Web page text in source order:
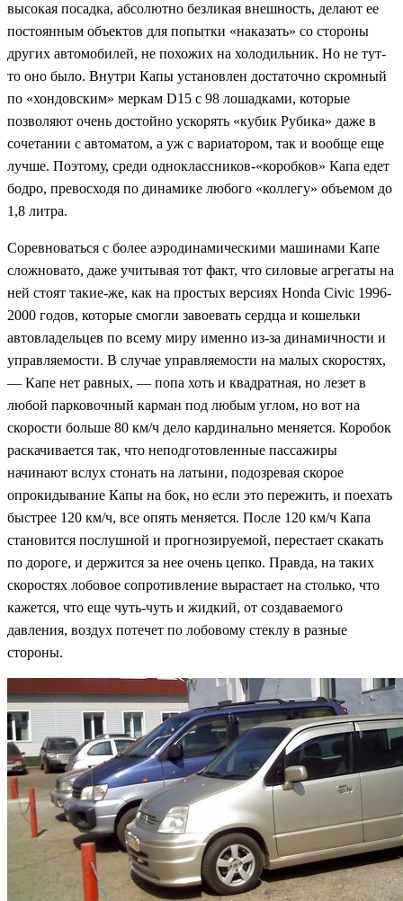
высокая посадка, абсолютно безликая внешность, делают ее
постоянным объектов для попытки «наказать» со стороны
других автомобилей, не похожих на холодильник. Но не тут-
то оно было. Внутри Капы установлен достаточно скромный
по «хондовским» меркам D15 с 98 лошадками, которые
позволяют очень достойно ускорять «кубик Рубика» даже в
сочетании с автоматом, а уж с вариатором, так и вообще еще
лучше. Поэтому, среди одноклассников-«коробков» Капа едет
бодро, превосходя по динамике любого «коллегу» объемом до
1,8 литра.
Соревноваться с более аэродинамическими машинами Капе
сложновато, даже учитывая тот факт, что силовые агрегаты на
ней стоят такие-же, как на простых версиях Honda Civic 1996-
2000 годов, которые смогли завоевать сердца и кошельки
автовладельцев по всему миру именно из-за динамичности и
управляемости. В случае управляемости на малых скоростях,
— Капе нет равных, — попа хоть и квадратная, но лезет в
любой парковочный карман под любым углом, но вот на
скорости больше 80 км/ч дело кардинально меняется. Коробок
раскачивается так, что неподготовленные пассажиры
начинают вслух стонать на латыни, подозревая скорое
опрокидывание Капы на бок, но если это пережить, и поехать
быстрее 120 км/ч, все опять меняется. После 120 км/ч Капа
становится послушной и прогнозируемой, перестает скакать
по дороге, и держится за нее очень цепко. Правда, на таких
скоростях лобовое сопротивление вырастает на столько, что
кажется, что еще чуть-чуть и жидкий, от создаваемого
давления, воздух потечет по лобовому стеклу в разные
стороны.